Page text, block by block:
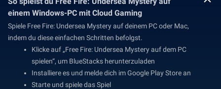
einem Windows-PC mit Cloud Gaming
Spiele Free Fire: Undersea Mystery auf deinem PC oder Mac,
indem du diese einfachen Schritten befolgst.
Klicke auf „Free Fire: Undersea Mystery auf dem PC
spielen“, um BlueStacks herunterzuladen
Installiere es und melde dich im Google Play Store an
Starte und spiele das Spiel